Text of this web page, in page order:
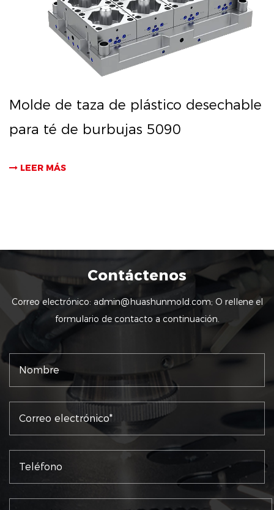
Molde de taza de plástico desechable
para té de burbujas 5090
LEER MÁS
Contáctenos
Correo electrónico: admin@huashunmold.com; O rellene el
formulario de contacto a continuación.